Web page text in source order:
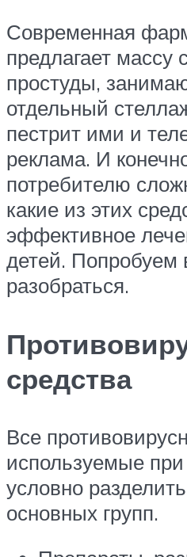
Современная
предлагает массу
простуды,
отдельный
пестрит ими и
реклама. И
потребителю
какие из этих
эффективное
детей. Попробуем
разобраться.
средства
Все
используемые
условно
основных групп.